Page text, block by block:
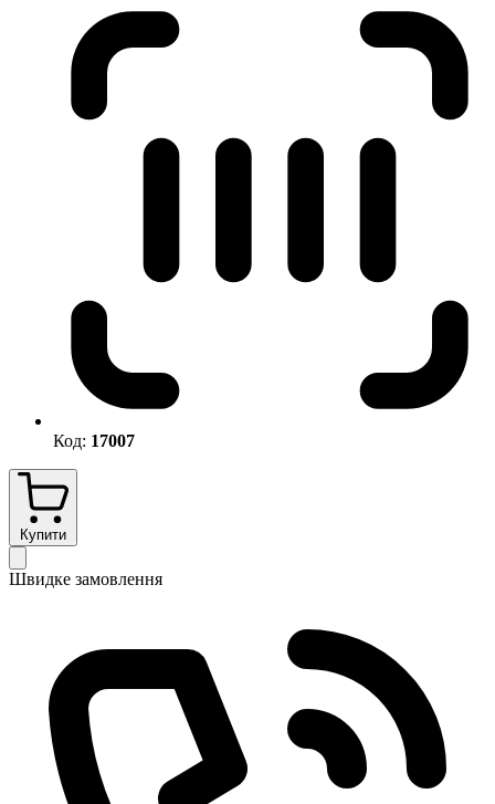
Код: 17007
Купити
Швидке замовлення